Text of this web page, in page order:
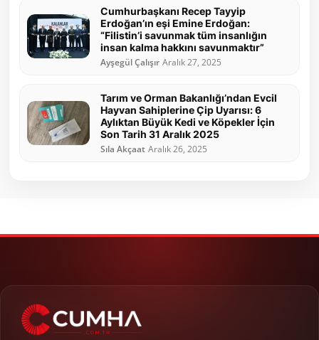
Cumhurbaşkanı Recep Tayyip
Erdoğan’ın eşi Emine Erdoğan:
“Filistin’i savunmak tüm insanlığın
insan kalma hakkını savunmaktır”
Ayşegül Çalışır Aralık 27, 2025
Tarım ve Orman Bakanlığı’ndan Evcil
Hayvan Sahiplerine Çip Uyarısı: 6
Aylıktan Büyük Kedi ve Köpekler İçin
Son Tarih 31 Aralık 2025
Sıla Akçaat Aralık 26, 2025